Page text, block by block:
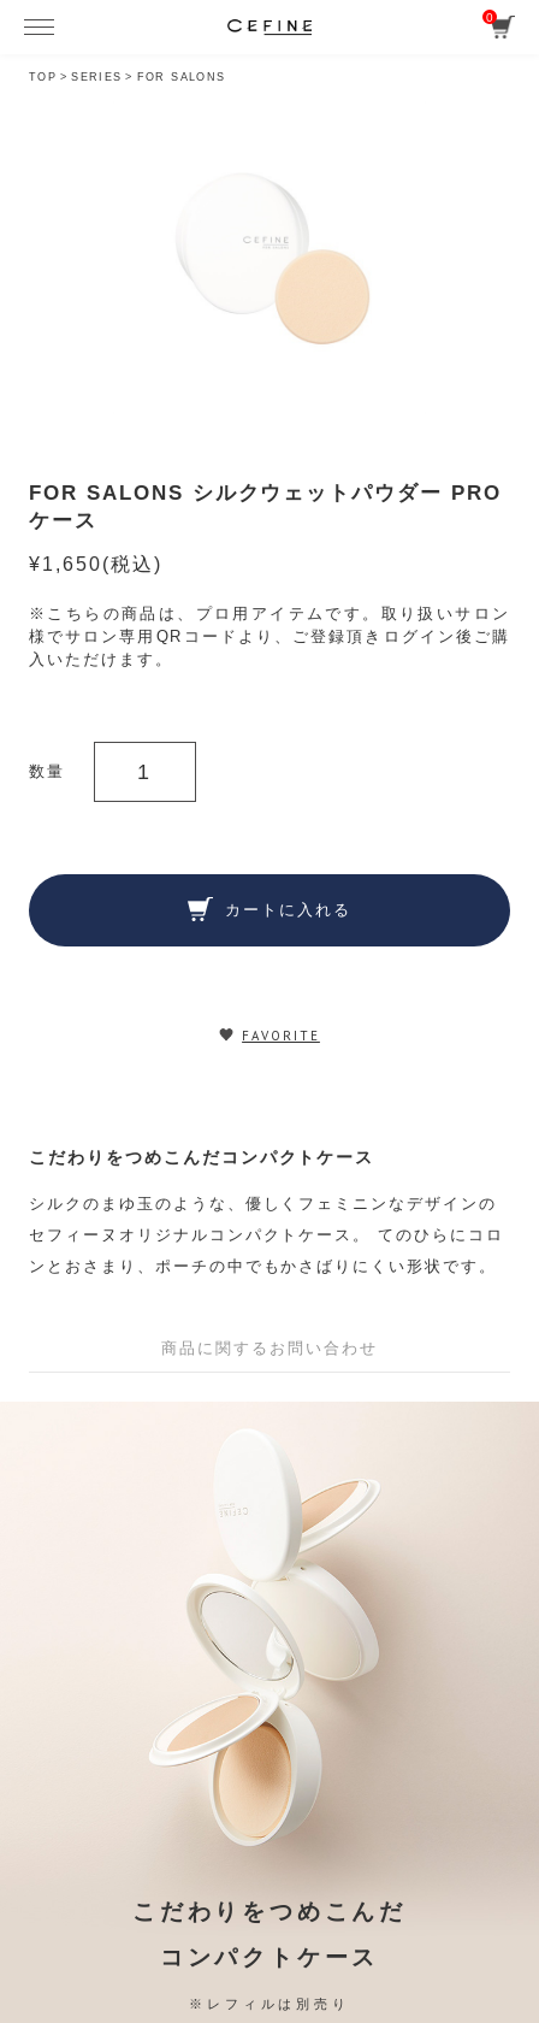
0
TOP > SERIES > FOR SALONS
FOR SALONS シルクウェットパウダー PRO
ケース
¥1,650(税込)
※こちらの商品は、プロ用アイテムです。取り扱いサロン
様でサロン専用QRコードより、ご登録頂きログイン後ご購
入いただけます。
数量
カートに入れる
FAVORITE
こだわりをつめこんだコンパクトケース
シルクのまゆ玉のような、優しくフェミニンなデザインの
セフィーヌオリジナルコンパクトケース。 てのひらにコロ
ンとおさまり、ポーチの中でもかさばりにくい形状です。
商品に関するお問い合わせ
こだわりをつめこんだ
コンパクトケース
※レフィルは別売り